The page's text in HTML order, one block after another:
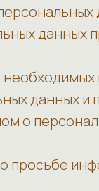
данных
данных
о
просьбе